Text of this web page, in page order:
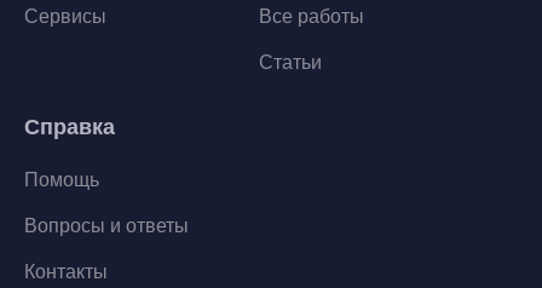
Сервисы
Все работы
Статьи
Справка
Помощь
Вопросы и ответы
Контакты